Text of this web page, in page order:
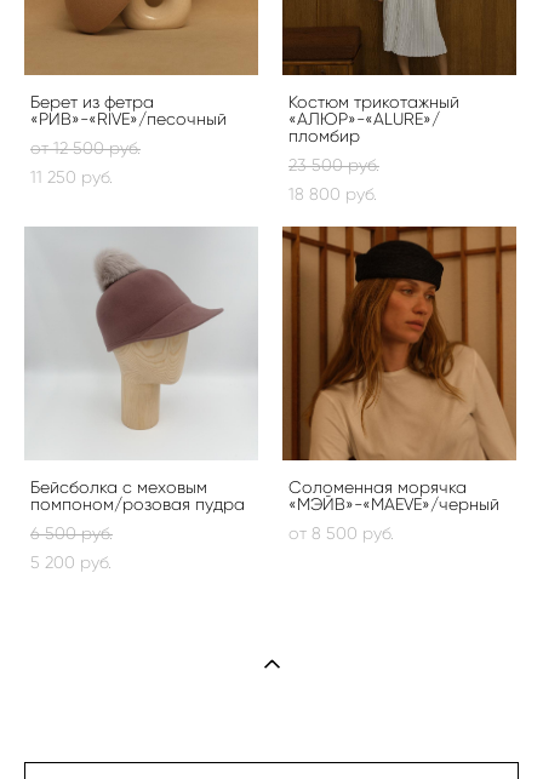
Берет из фетра
«РИВ»-«RIVE»/песочный
от 12 500 pуб.
11 250 pуб.
Костюм трикотажный
«АЛЮР»-«ALURE»/
пломбир
23 500 pуб.
18 800 pуб.
Бейсболка с меховым
помпоном/розовая пудра
6 500 pуб.
5 200 pуб.
Соломенная морячка
«МЭЙВ»-«MAEVE»/черный
от 8 500 pуб.